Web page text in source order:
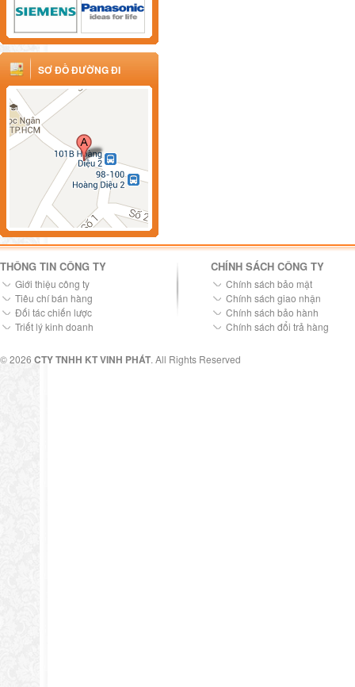
SƠ ĐỒ ĐƯỜNG ĐI
THÔNG TIN CÔNG TY
Giới thiệu công ty
Tiêu chí bán hàng
Đối tác chiến lược
Triết lý kinh doanh
CHÍNH SÁCH CÔNG TY
Chính sách bảo mật
Chính sách giao nhận
Chính sách bảo hành
Chính sách đổi trả hàng
© 2026 CTY TNHH KT VINH PHÁT. All Rights Reserved